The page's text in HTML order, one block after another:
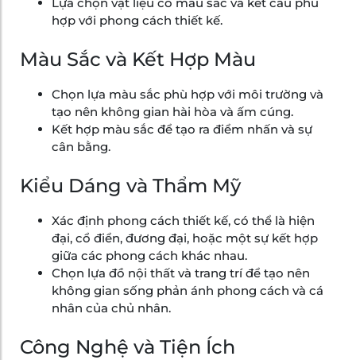
hợp với phong cách thiết kế.
Màu Sắc và Kết Hợp Màu
Chọn lựa màu sắc phù hợp với môi trường và
tạo nên không gian hài hòa và ấm cúng.
Kết hợp màu sắc để tạo ra điểm nhấn và sự
cân bằng.
Kiểu Dáng và Thẩm Mỹ
Xác định phong cách thiết kế, có thể là hiện
đại, cổ điển, đương đại, hoặc một sự kết hợp
giữa các phong cách khác nhau.
Chọn lựa đồ nội thất và trang trí để tạo nên
không gian sống phản ánh phong cách và cá
nhân của chủ nhân.
Công Nghệ và Tiện Ích